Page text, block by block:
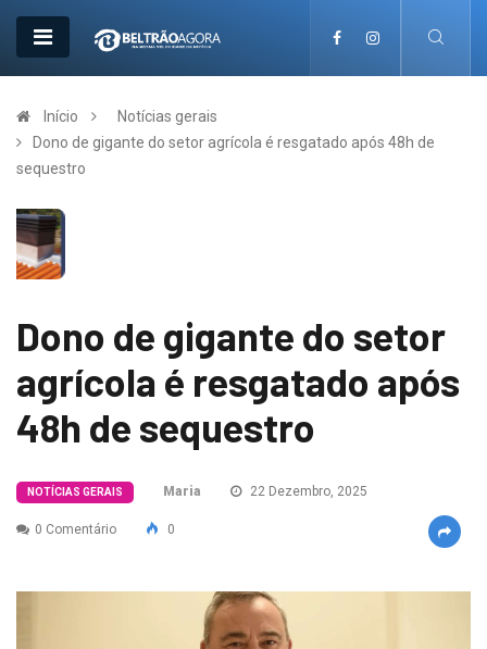
Início
Notícias gerais
Dono de gigante do setor agrícola é resgatado após 48h de
sequestro
Dono de gigante do setor
agrícola é resgatado após
48h de sequestro
NOTÍCIAS GERAIS Maria 22 Dezembro, 2025
0 Comentário 0